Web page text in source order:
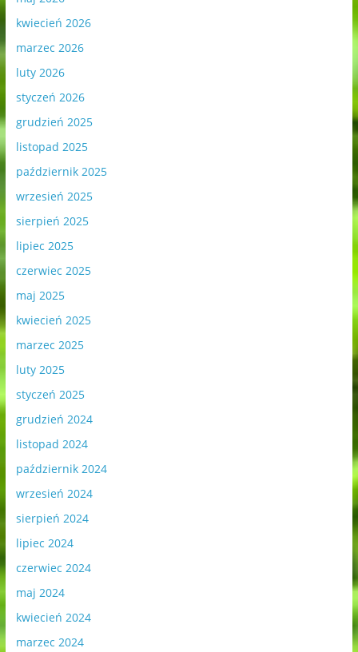
kwiecień 2026
marzec 2026
luty 2026
styczeń 2026
grudzień 2025
listopad 2025
październik 2025
wrzesień 2025
sierpień 2025
lipiec 2025
czerwiec 2025
maj 2025
kwiecień 2025
marzec 2025
luty 2025
styczeń 2025
grudzień 2024
listopad 2024
październik 2024
wrzesień 2024
sierpień 2024
lipiec 2024
czerwiec 2024
maj 2024
kwiecień 2024
marzec 2024